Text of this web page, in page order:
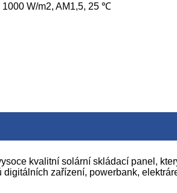
W/m2, AM1,5, 25 ℃
kvalitní solární skládací panel,
zařízení, powerbank,